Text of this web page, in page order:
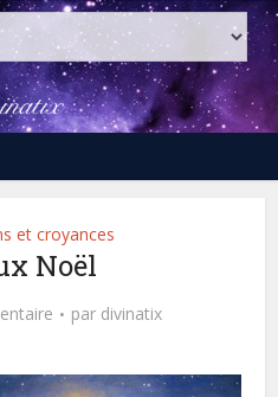
et croyances
Noël
par divinatix